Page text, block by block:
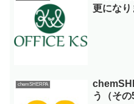
更になり
chemSHERPA
う（その